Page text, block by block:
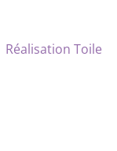
Réalisation Toile